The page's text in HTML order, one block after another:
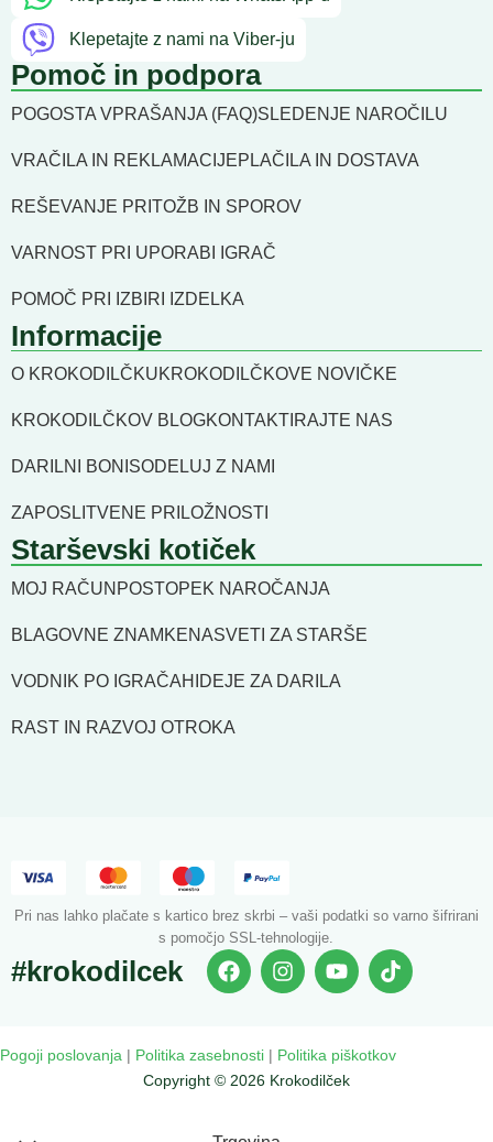
Klepetajte z nami na Viber-ju
Pomoč in podpora
POGOSTA VPRAŠANJA (FAQ)SLEDENJE NAROČILU
VRAČILA IN REKLAMACIJEPLAČILA IN DOSTAVA
REŠEVANJE PRITOŽB IN SPOROV
VARNOST PRI UPORABI IGRAČ
POMOČ PRI IZBIRI IZDELKA
Informacije
O KROKODILČKUKROKODILČKOVE NOVIČKE
KROKODILČKOV BLOGKONTAKTIRAJTE NAS
DARILNI BONI SODELUJ Z NAMI
ZAPOSLITVENE PRILOŽNOSTI
Starševski kotiček
MOJ RAČUN POSTOPEK NAROČANJA
BLAGOVNE ZNAMKENASVETI ZA STARŠE
VODNIK PO IGRAČAH IDEJE ZA DARILA
RAST IN RAZVOJ OTROKA
Pri nas lahko plačate s kartico brez skrbi – vaši podatki so varno šifrirani
s pomočjo SSL-tehnologije.
#krokodilcek
Copyright © 2026 Krokodilček
Pogoji poslovanja | Politika zasebnosti | Politika piškotkov